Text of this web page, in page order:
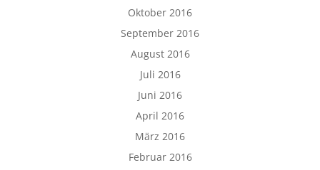
Oktober 2016
September 2016
August 2016
Juli 2016
Juni 2016
April 2016
März 2016
Februar 2016